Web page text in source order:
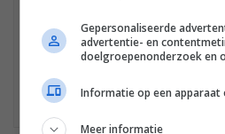
Geen winkels gevonden
Mogelijk is het product niet
Bekijk
achtergronden.
Gepersonaliseerde
advertentie- en
doelgroepenonderzoek en
Informatie op een apparaat
Meer informatie